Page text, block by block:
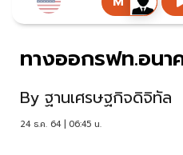
ทางออกรฟท.อนา
By ฐานเศรษฐกิจดิจิทัล
24 ธ.ค. 64 | 06:45 น.